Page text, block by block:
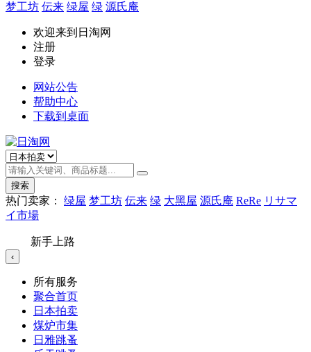
梦工坊 伝来 绿屋 绿 源氏庵
欢迎来到日淘网
注册
登录
网站公告
帮助中心
下载到桌面
搜索
热门卖家： 绿屋 梦工坊 伝来 绿 大黑屋 源氏庵 ReRe リサマ
イ市場
新手上路
‹
所有服务
聚合首页
日本拍卖
煤炉市集
日雅跳蚤